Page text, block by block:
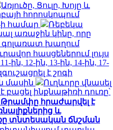
Առյուծը, Ցուլը, Խոյը և
հորոսկոպում
ի համար
Ռեբեկա
առաջին կինը, որը
խաղում
հասցեներում լույս
ին, 12-ին, 13-ին, 14-ին, 17-
է շոգի
մասին
Ուղևորը վնասել
բացել ինքնաթիռի դուռը՝
Թրամփը հրաժարվել է
և
տնտեսական ճնշման